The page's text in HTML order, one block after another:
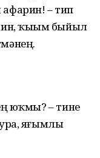
– тип
ҡыҙым быйыл
юҡмы? – тине
яғымлы